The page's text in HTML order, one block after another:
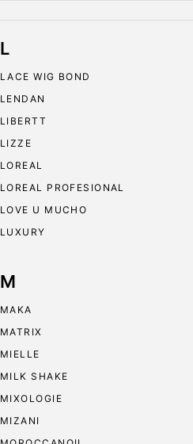
L
LACE WIG BOND
LENDAN
LIBERTT
LIZZE
LOREAL
LOREAL PROFESIONAL
LOVE U MUCHO
LUXURY
M
MAKA
MATRIX
MIELLE
MILK SHAKE
MIXOLOGIE
MIZANI